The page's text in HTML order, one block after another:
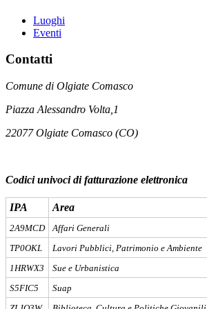
Luoghi
Eventi
Contatti
Comune di Olgiate Comasco
Piazza Alessandro Volta,1
22077 Olgiate Comasco (CO)
Codici univoci di fatturazione elettronica
IPA Area
2A9MCD
Affari Generali
TP0OKL
Lavori Pubblici, Patrimonio e Ambiente
1HRWX3
Sue e Urbanistica
S5FIC5
Suap